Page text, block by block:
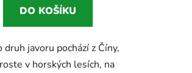
hvězdiček.
DO KOŠÍKU
druh javoru pochází z Číny,
v horských lesích, na